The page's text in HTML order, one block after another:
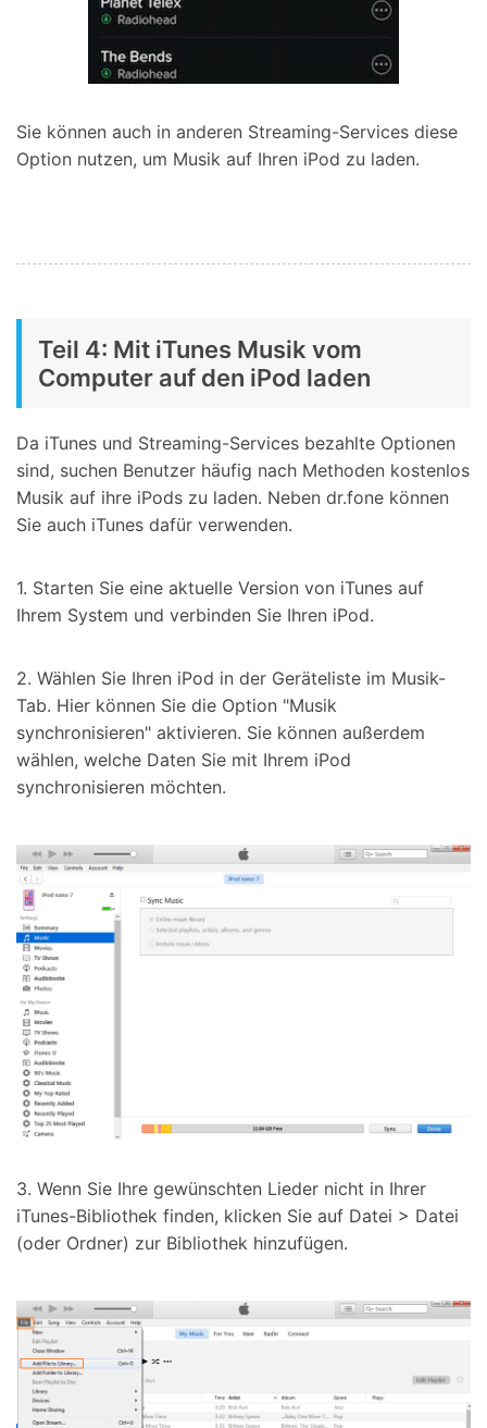
Sie können auch in anderen Streaming-Services diese
Option nutzen, um Musik auf Ihren iPod zu laden.
Teil 4: Mit iTunes Musik vom
Computer auf den iPod laden
Da iTunes und Streaming-Services bezahlte Optionen
sind, suchen Benutzer häufig nach Methoden kostenlos
Musik auf ihre iPods zu laden. Neben dr.fone können
Sie auch iTunes dafür verwenden.
1. Starten Sie eine aktuelle Version von iTunes auf
Ihrem System und verbinden Sie Ihren iPod.
2. Wählen Sie Ihren iPod in der Geräteliste im Musik-
Tab. Hier können Sie die Option "Musik
synchronisieren" aktivieren. Sie können außerdem
wählen, welche Daten Sie mit Ihrem iPod
synchronisieren möchten.
3. Wenn Sie Ihre gewünschten Lieder nicht in Ihrer
iTunes-Bibliothek finden, klicken Sie auf Datei > Datei
(oder Ordner) zur Bibliothek hinzufügen.